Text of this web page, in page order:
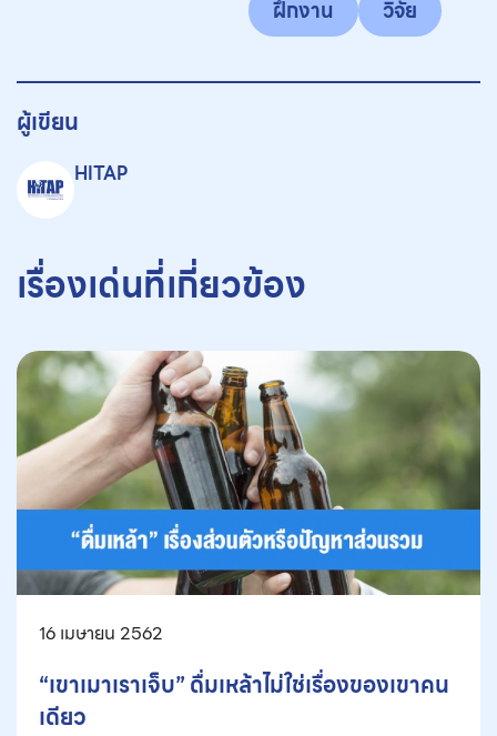
ฝึกงาน วิจัย
ผู้เขียน
HITAP
เรื่องเด่นที่เกี่ยวข้อง
16 เมษายน 2562
“เขาเมาเราเจ็บ” ดื่มเหล้าไม่ใช่เรื่องของเขาคน
เดียว